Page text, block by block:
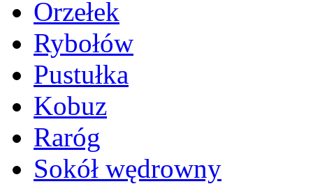
Orzełek
Rybołów
Pustułka
Kobuz
Raróg
Sokół wędrowny